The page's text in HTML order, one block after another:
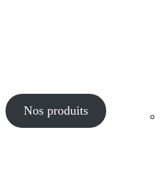
Nos produits